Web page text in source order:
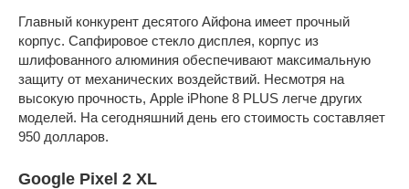
Главный конкурент десятого Айфона имеет прочный
корпус. Сапфировое стекло дисплея, корпус из
шлифованного алюминия обеспечивают максимальную
защиту от механических воздействий. Несмотря на
высокую прочность, Apple iPhone 8 PLUS легче других
моделей. На сегодняшний день его стоимость составляет
950 долларов.
Google Pixel 2 XL